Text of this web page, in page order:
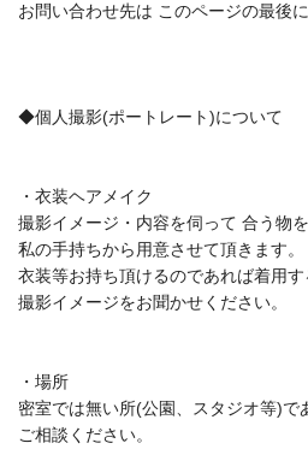
お問い合わせ先は このページの最後に
◆個人撮影(ポートレート)について
・衣装ヘアメイク
撮影イメージ・内容を伺って 合う物を
私の手持ちから用意させて頂きます。
衣装等お持ち頂けるのであれば着用す
撮影イメージをお聞かせください。
・場所
密室では無い所(公園、スタジオ等)で
ご相談ください。